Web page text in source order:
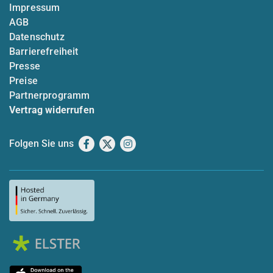
Impressum
AGB
Datenschutz
Barrierefreiheit
Presse
Preise
Partnerprogramm
Vertrag widerrufen
Folgen Sie uns Facebook
X Instagram